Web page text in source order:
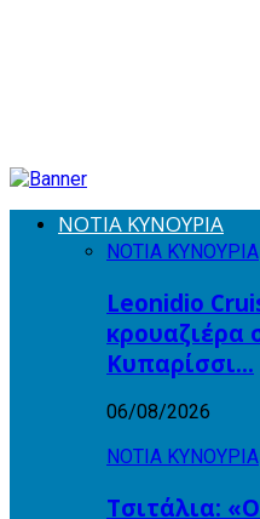
ΝΟΤΙΑ ΚΥΝΟΥΡΙΑ
ΝΟΤΙΑ ΚΥΝΟΥΡΙΑ
Leonidio
κρουαζιέρα
Κυπαρίσσι…
06/08/2026
ΝΟΤΙΑ ΚΥΝΟΥΡΙΑ
Τσιτάλια: